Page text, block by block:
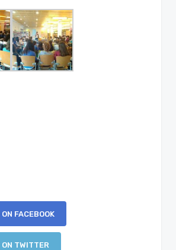
FACEBOOK
TWITTER